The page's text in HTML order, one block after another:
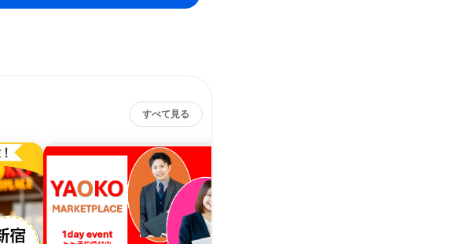
すべて見る